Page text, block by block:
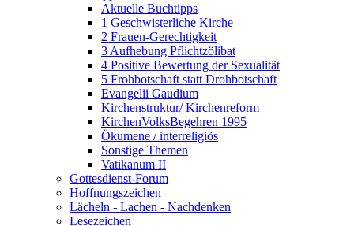
Aktuelle Buchtipps
1 Geschwisterliche Kirche
2 Frauen-Gerechtigkeit
3 Aufhebung Pflichtzölibat
4 Positive Bewertung der Sexualität
5 Frohbotschaft statt Drohbotschaft
Evangelii Gaudium
Kirchenstruktur/ Kirchenreform
KirchenVolksBegehren 1995
Ökumene / interreligiös
Sonstige Themen
Vatikanum II
Gottesdienst-Forum
Hoffnungszeichen
Lächeln - Lachen - Nachdenken
Lesezeichen